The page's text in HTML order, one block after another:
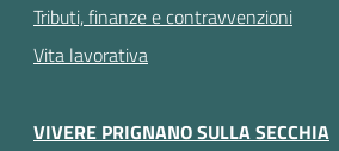
Tributi, finanze e contravvenzioni
Vita lavorativa
VIVERE PRIGNANO SULLA SECCHIA